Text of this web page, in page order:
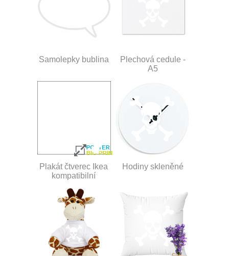
Samolepky bublina
Plechová cedule -
A5
Plakát čtverec Ikea
kompatibilní
Hodiny skleněné